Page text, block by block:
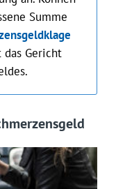
Summe
Gericht